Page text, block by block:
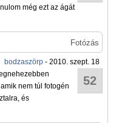
még ezt az ágát
Fotózás
bodzaszörp - 2010. szept. 18
52
nem túl fotogén
és